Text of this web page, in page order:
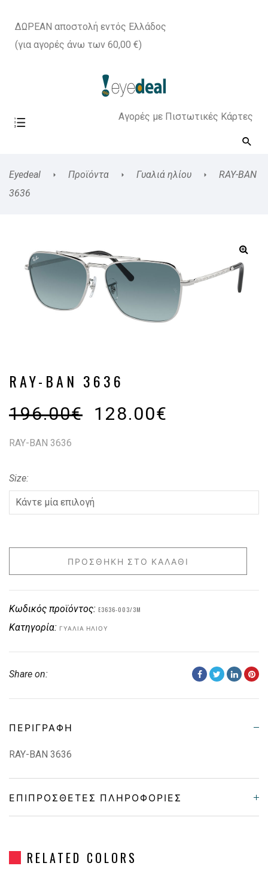
ΔΩΡΕΑΝ αποστολή εντός Ελλάδος
(για αγορές άνω των 60,00 €)
Αγορές με Πιστωτικές Κάρτες
Eyedeal Προϊόντα Γυαλιά ηλίου
RAY-BAN
3636
RAY-BAN 3636
196.00€ 128.00€
RAY-BAN 3636
Size
ΠΡΟΣΘΉΚΗ ΣΤΟ ΚΑΛΆΘΙ
Κωδικός προϊόντος: E3636-003/3M
Κατηγορία: ΓΥΑΛΙΆ ΗΛΊΟΥ
Share on:
ΠΕΡΙΓΡΑΦΉ
RAY-BAN 3636
ΕΠΙΠΡΌΣΘΕΤΕΣ ΠΛΗΡΟΦΟΡΊΕΣ
Material Μεταλλικό
RELATED COLORS